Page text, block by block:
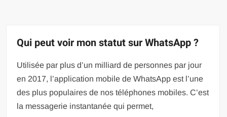
Qui peut voir mon statut sur WhatsApp ?
Utilisée par plus d’un milliard de personnes par jour
en 2017, l’application mobile de WhatsApp est l’une
des plus populaires de nos téléphones mobiles. C’est
la messagerie instantanée qui permet,